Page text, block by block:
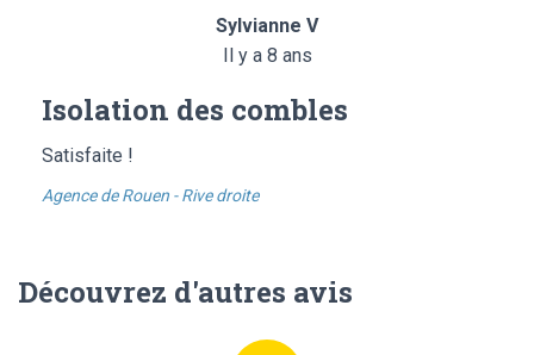
Sylvianne V
Il y a 8 ans
Isolation des combles
Satisfaite !
Agence de Rouen - Rive droite
Découvrez d'autres avis